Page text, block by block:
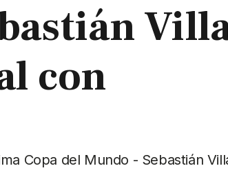
con
Copa del Mundo - Sebastián